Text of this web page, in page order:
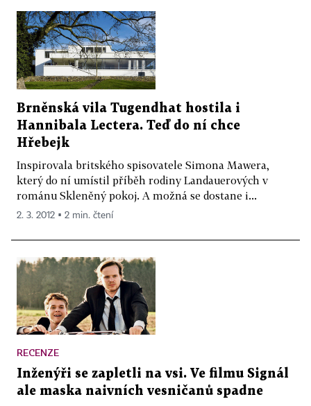
Brněnská vila Tugendhat hostila i
Hannibala Lectera. Teď do ní chce
Hřebejk
Inspirovala britského spisovatele Simona Mawera,
který do ní umístil příběh rodiny Landauerových v
románu Skleněný pokoj. A možná se dostane i...
2. 3. 2012 ▪ 2 min. čtení
RECENZE
Inženýři se zapletli na vsi. Ve filmu Signál
ale maska naivních vesničanů spadne